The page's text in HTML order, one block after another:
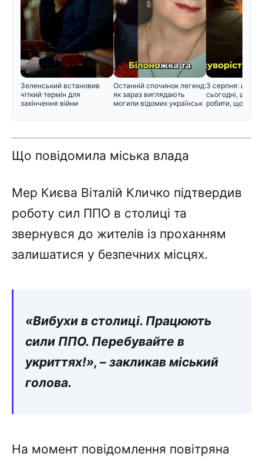
Зеленський встановив
чіткий термін для
закінчення війни
Останній спочинок легенд:
як зараз виглядають
могили відомих українськ
3 серпня:
сьогодні, що
робити, щоб не
Що повідомила міська влада
Мер Києва Віталій Кличко підтвердив
роботу сил ППО в столиці та
звернувся до жителів із проханням
залишатися у безпечних місцях.
«Вибухи в столиці. Працюють
сили ППО. Перебувайте в
укриттях!», – закликав міський
голова.
На момент повідомлення повітряна